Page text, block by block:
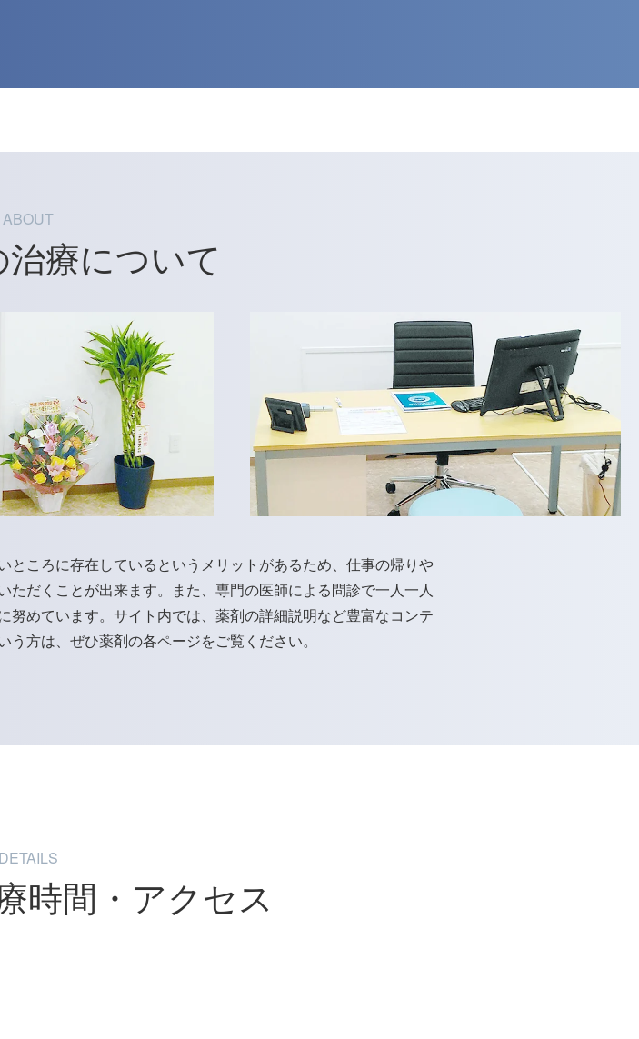
ABOUT
療について
ところに存在しているというメリットがあるため、仕事の帰りや
だくことが出来ます。また、専門の医師による問診で一人一人
めています。サイト内では、薬剤の詳細説明など豊富なコンテ
方は、ぜひ薬剤の各ページをご覧ください。
DETAILS
時間・アクセス